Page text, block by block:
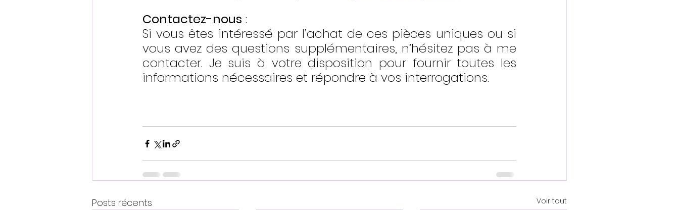
Contactez-nous :
Si vous êtes intéressé par l’achat de ces pièces uniques ou si
vous avez des questions supplémentaires, n’hésitez pas à me
contacter. Je suis à votre disposition pour fournir toutes les
informations nécessaires et répondre à vos interrogations.
Posts récents Voir tout